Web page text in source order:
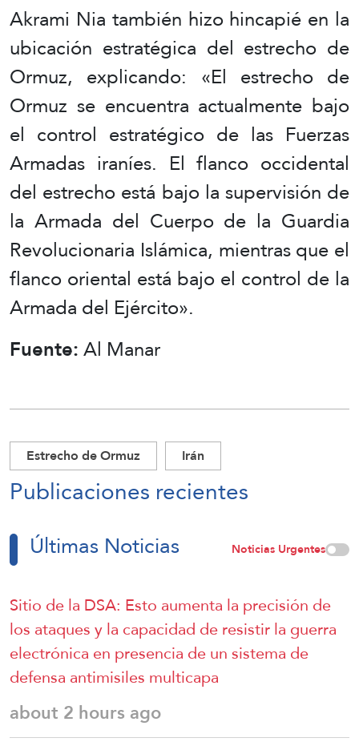
Akrami Nia también hizo hincapié en la
ubicación estratégica del estrecho de
Ormuz, explicando: «El estrecho de
Ormuz se encuentra actualmente bajo
el control estratégico de las Fuerzas
Armadas iraníes. El flanco occidental
del estrecho está bajo la supervisión de
la Armada del Cuerpo de la Guardia
Revolucionaria Islámica, mientras que el
flanco oriental está bajo el control de la
Armada del Ejército».
Fuente:Al Manar
Estrecho de Ormuz Irán
Publicaciones recientes
Últimas Noticias Noticias Urgentes
Sitio de la DSA: Esto aumenta la precisión de
los ataques y la capacidad de resistir la guerra
electrónica en presencia de un sistema de
defensa antimisiles multicapa
about 2 hours ago